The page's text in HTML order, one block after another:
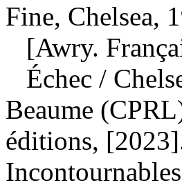
Fine, Chelsea,
[Awry.
Échec /
Beaume
éditions,